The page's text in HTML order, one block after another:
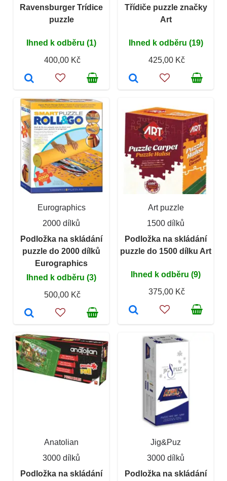
Ravensburger Trídice
puzzle
Ihned k odběru (1)
400,00 Kč
Třídiče puzzle značky
Art
Ihned k odběru (19)
425,00 Kč
Eurographics
2000 dílků
Podložka na skládání
puzzle do 2000 dílků
Eurographics
Ihned k odběru (3)
500,00 Kč
Art puzzle
1500 dílků
Podložka na skládání
puzzle do 1500 dílku Art
Ihned k odběru (9)
375,00 Kč
Anatolian
3000 dílků
Podložka na skládání
Jig&Puz
3000 dílků
Podložka na skládání